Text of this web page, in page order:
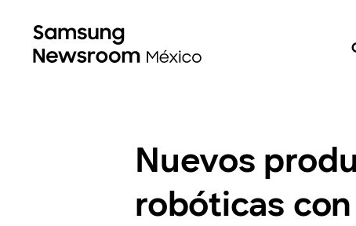
Nuevos
robóticas